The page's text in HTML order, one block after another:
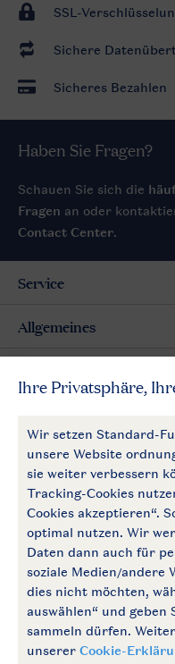
SSL-
Sichere
Sicheres Bezahlen
Haben Sie Fragen?
Schauen Sie sich die
Fragen an oder
Contact Center.
Zum Newsletter
Service
Allgemeines